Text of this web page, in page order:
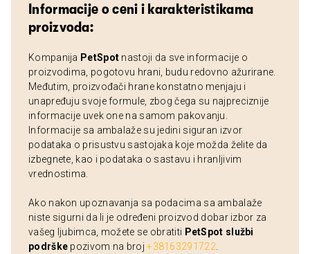
Informacije o ceni i karakteristikama
proizvoda:
Kompanija PetSpot nastoji da sve informacije o
proizvodima, pogotovu hrani, budu redovno ažurirane.
Međutim, proizvođači hrane konstatno menjaju i
unapređuju svoje formule, zbog čega su najpreciznije
informacije uvek one na samom pakovanju.
Informacije sa ambalaže su jedini siguran izvor
podataka o prisustvu sastojaka koje možda želite da
izbegnete, kao i podataka o sastavu i hranljivim
vrednostima.
Ako nakon upoznavanja sa podacima sa ambalaže
niste sigurni da li je određeni proizvod dobar izbor za
vašeg ljubimca, možete se obratiti PetSpot službi
podrške pozivom na broj+38163291722